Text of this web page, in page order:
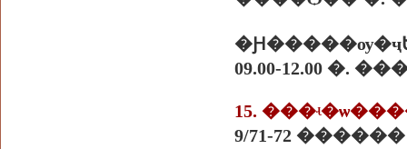
09.00-12.00 �.
15.
9/71-72